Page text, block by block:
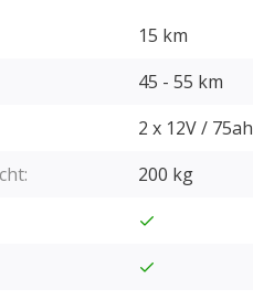
15 km
45 - 55 km
2 x 12V / 75ah
200 kg